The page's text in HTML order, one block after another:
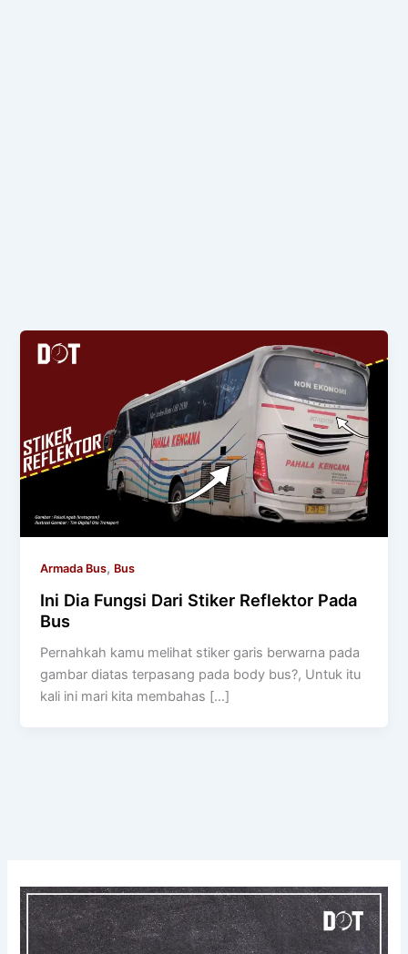
Armada Bus, Bus
Ini Dia Fungsi Dari Stiker Reflektor Pada
Bus
Pernahkah kamu melihat stiker garis berwarna pada
gambar diatas terpasang pada body bus?, Untuk itu
kali ini mari kita membahas […]